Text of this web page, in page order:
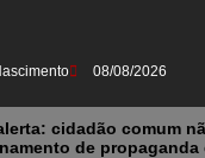
08/08/2026
cidadão comum
de propaganda